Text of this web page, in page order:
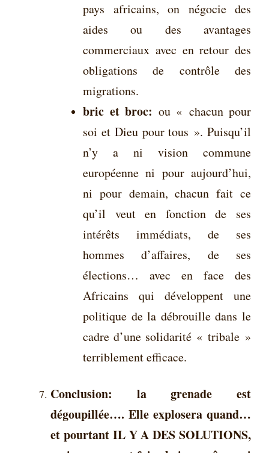
pays africains, on négocie des
aides ou des avantages
commerciaux avec en retour des
obligations de contrôle des
migrations.
bric et broc: ou « chacun pour
soi et Dieu pour tous ». Puisqu’il
n’y a ni vision commune
européenne ni pour aujourd’hui,
ni pour demain, chacun fait ce
qu’il veut en fonction de ses
intérêts immédiats, de ses
hommes d’affaires, de ses
élections… avec en face des
Africains qui développent une
politique de la débrouille dans le
cadre d’une solidarité « tribale »
terriblement efficace.
Conclusion: la grenade est
dégoupillée…. Elle explosera quand…
et pourtant IL Y A DES SOLUTIONS,